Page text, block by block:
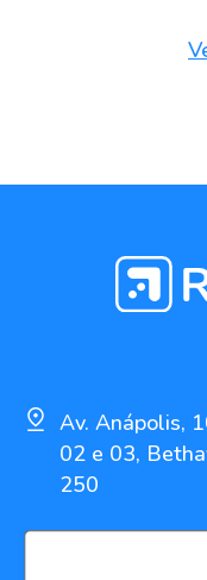
Av. Anápolis,
02 e 03,
250